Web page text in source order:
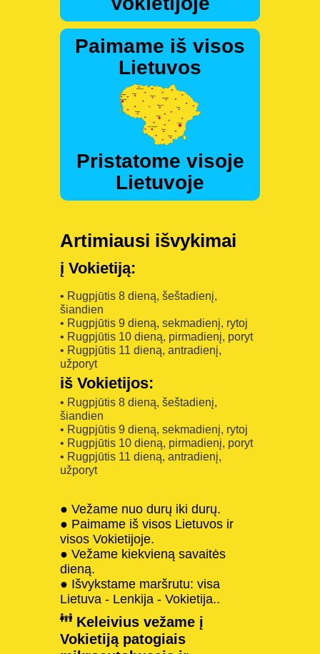
Paimame iš visos
Lietuvos
Pristatome visoje
Lietuvoje
Artimiausi išvykimai
į Vokietiją:
• Rugpjūtis 8 dieną, šeštadienį,
šiandien
• Rugpjūtis 9 dieną, sekmadienį, rytoj
• Rugpjūtis 10 dieną, pirmadienį, poryt
• Rugpjūtis 11 dieną, antradienį,
užporyt
iš Vokietijos:
• Rugpjūtis 8 dieną, šeštadienį,
šiandien
• Rugpjūtis 9 dieną, sekmadienį, rytoj
• Rugpjūtis 10 dieną, pirmadienį, poryt
• Rugpjūtis 11 dieną, antradienį,
užporyt
● Vežame nuo durų iki durų.
● Paimame iš visos Lietuvos ir
visos Vokietijoje.
● Vežame kiekvieną savaitės
dieną.
● Išvykstame maršrutu: visa
Lietuva - Lenkija - Vokietija..
Keleivius vežame į
Vokietiją patogiais